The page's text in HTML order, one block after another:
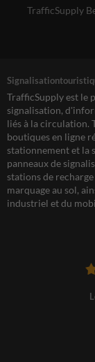
TrafficSupply
TrafficSupply est le
signalisation,
liés à la circulation.
boutiques en ligne
stationnement et la
panneaux de
stations de
marquage au sol,
industriel et du